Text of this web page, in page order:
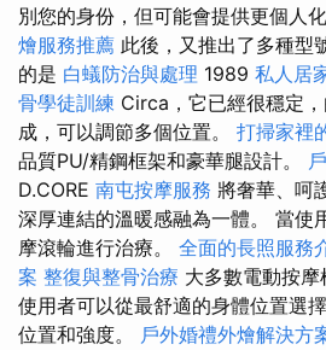
別您的身份，但可能會提供更個人
燴服務推薦 此後，又推出了多種型
的是 白蟻防治與處理 1989 私人居
骨學徒訓練 Circa，它已經很穩定
成，可以調節多個位置。 打掃家裡
品質PU/精鋼框架和豪華腿設計。
D.CORE 南屯按摩服務 將奢華、呵
深厚連結的溫暖感融為一體。 當使
摩滾輪進行治療。 全面的長照服務
案 整復與整骨治療 大多數電動按
使用者可以從最舒適的身體位置選
位置和強度。 戶外婚禮外燴解決方